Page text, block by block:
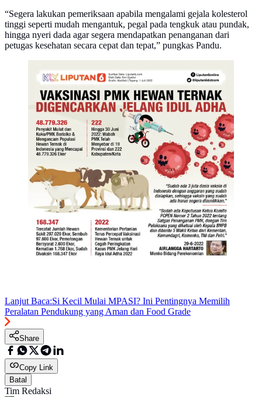
“Segera lakukan pemeriksaan apabila mengalami gejala kolesterol
tinggi seperti mudah mengantuk, pegal pada tengkuk atau pundak,
hingga nyeri dada agar segera mendapatkan penanganan dari
petugas kesehatan secara cepat dan tepat,” pungkas Pandu.
Jelang Idul Adha. (Liputan6.com/Abdillah)
Lanjut Baca:Si Kecil Mulai MPASI? Ini Pentingnya Memilih
Peralatan Pendukung yang Aman dan Food Grade
Share
Copy Link
Batal
Tim Redaksi